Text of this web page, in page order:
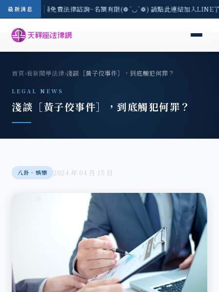
最新消息
-8/3(一) 現場免費法律諮詢~名額有限(❁´◡`❁) 請點此連結加入LINE
首頁›看新聞學法律›淺談［黃子佼事件］，到底觸犯何罪？
LEGAL NEWS
淺談［黃子佼事件］，到底觸犯何罪？
八卦‧娛樂 2024 年 04 月 15 日